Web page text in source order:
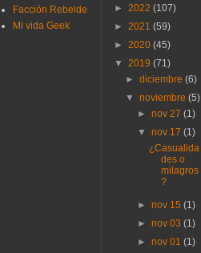
Facción Rebelde
Mi vida Geek
► 2022 (107)
► 2021 (59)
► 2020 (45)
▼ 2019 (71)
►diciembre(6)
▼noviembre(5)
► nov 27 (1)
▼ nov 17 (1)
¿Casualida
des o
milagros
?
► nov 15 (1)
► nov 03 (1)
► nov 01 (1)